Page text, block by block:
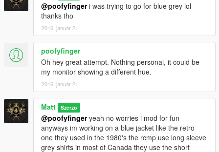
@poofyfingeri was trying to go for blue grey lol
thanks tho
2016. január 21.
poofyfinger
Oh hey great attempt. Nothing personal, it could be
my monitor showing a different hue.
2016. január 21.
Matt Szerző
@poofyfingeryeah no worries i mod for fun
anyways im working on a blue jacket like the retro
one they used in the 1980's the rcmp use long sleeve
grey shirts in most of Canada they use the short